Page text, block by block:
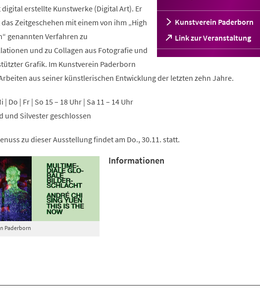
Kunstverein Paderborn
Link zur Veranstaltung
(Öffnet
in
einem
Tab)
digital erstellte Kunstwerke (Digital Art). Er
Zeitgeschehen mit einem von ihm „High
genannten Verfahren zu
und zu Collagen aus Fotografie und
Grafik. Im Kunstverein Paderborn
aus seiner künstlerischen Entwicklung der letzten zehn Jahre.
| Do | Fr | So 15 – 18 Uhr | Sa 11 – 14 Uhr
und Silvester geschlossen
zu dieser Ausstellung findet am Do., 30.11. statt.
Paderborn
Informationen